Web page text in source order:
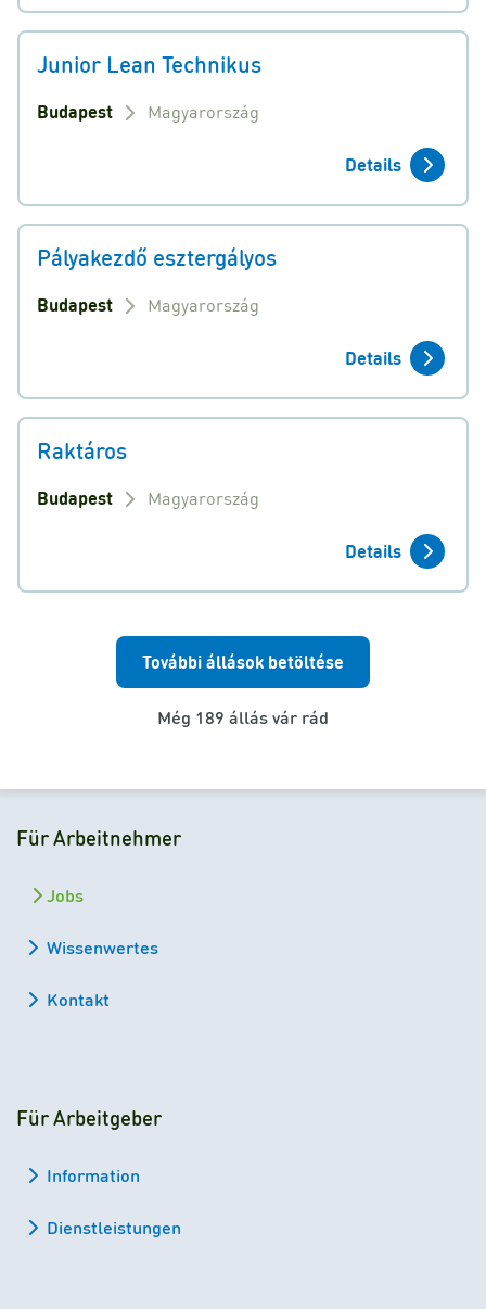
Junior Lean Technikus
Budapest Magyarország
Details
Pályakezdő esztergályos
Budapest Magyarország
Details
Raktáros
Budapest Magyarország
Details
További állások betöltése
Még 189 állás vár rád
Für Arbeitnehmer
Jobs
Wissenwertes
Kontakt
Für Arbeitgeber
Information
Dienstleistungen